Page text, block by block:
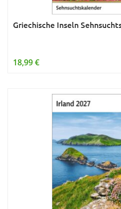
Griechische Inseln
18,99 €